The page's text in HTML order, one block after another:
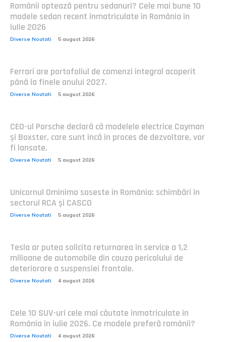
Românii optează pentru sedanuri? Cele mai bune 10
modele sedan recent înmatriculate în România în
iulie 2026
Diverse Noutati 5 august 2026
Ferrari are portofoliul de comenzi integral acoperit
până la finele anului 2027.
Diverse Noutati 5 august 2026
CEO-ul Porsche declară că modelele electrice Cayman
și Boxster, care sunt încă în proces de dezvoltare, vor
fi lansate.
Diverse Noutati 5 august 2026
Unicornul Ominimo soseste în România: schimbări în
sectorul RCA și CASCO
Diverse Noutati 5 august 2026
Tesla ar putea solicita returnarea în service a 1,2
milioane de automobile din cauza pericolului de
deteriorare a suspensiei frontale.
Diverse Noutati 4 august 2026
Cele 10 SUV-uri cele mai căutate înmatriculate în
România în iulie 2026. Ce modele preferă românii?
Diverse Noutati 4 august 2026